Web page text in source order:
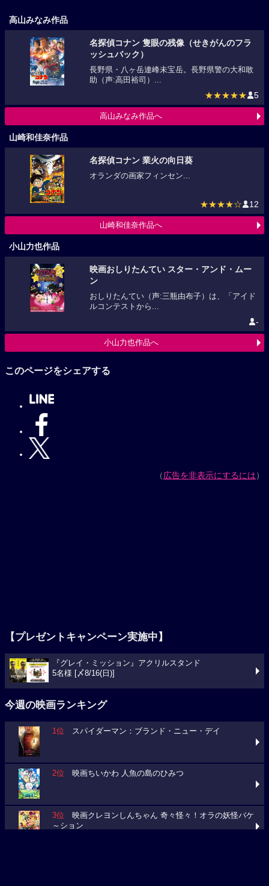
高山みなみ作品
名探偵コナン 隻眼の残像（せきがんのフラ
ッシュバック）
長野県・八ヶ岳連峰未宝岳。長野県警の大和敢
助（声:高田裕司）...
★★★★★ 5
高山みなみ作品へ
山崎和佳奈作品
名探偵コナン 業火の向日葵
オランダの画家フィンセン...
★★★★☆ 12
山崎和佳奈作品へ
小山力也作品
映画おしりたんてい スター・アンド・ムー
ン
おしりたんてい（声:三瓶由布子）は、「アイド
ルコンテストから...
-
小山力也作品へ
このページをシェアする
（広告を非表示にするには）
【プレゼントキャンペーン実施中】
『グレイ・ミッション』アクリルスタンド
5名様 [〆8/16(日)]
今週の映画ランキング
1位 スパイダーマン：ブランド・ニュー・デイ
2位 映画ちいかわ 人魚の島のひみつ
3位 映画クレヨンしんちゃん 奇々怪々！オラの妖怪バケ
～ション